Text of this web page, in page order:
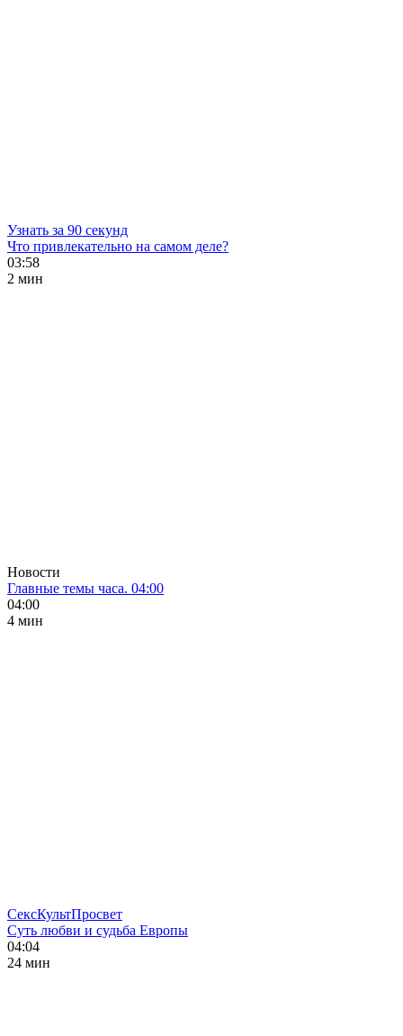
Узнать за 90 секунд
Что привлекательно на самом деле?
03:58
2 мин
Новости
Главные темы часа. 04:00
04:00
4 мин
СексКультПросвет
Суть любви и судьба Европы
04:04
24 мин